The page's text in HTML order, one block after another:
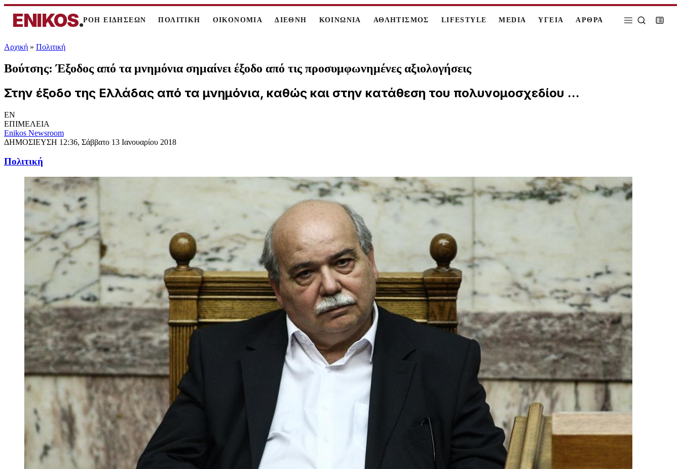
ENIKOS.ΡΟΗ ΕΙΔΗΣΕΩΝ ΠΟΛΙΤΙΚΗ ΟΙΚΟΝΟΜΙΑ ΔΙΕΘΝΗ ΚΟΙΝΩΝΙΑ ΑΘΛΗΤΙΣΜΟΣ LIFESTYLE MEDIA ΥΓΕΙΑ ΑΡΘΡΑ
Αρχική » Πολιτική
Βούτσης: Έξοδος από τα μνημόνια σημαίνει έξοδο από τις προσυμφωνημένες αξιολογήσεις
Στην έξοδο της Ελλάδας από τα μνημόνια, καθώς και στην κατάθεση του πολυνομοσχεδίου ...
EN
ΕΠΙΜΕΛΕΙΑ
Enikos Newsroom
ΔΗΜΟΣΙΕΥΣΗ 12:36, Σάββατο 13 Ιανουαρίου 2018
Πολιτική